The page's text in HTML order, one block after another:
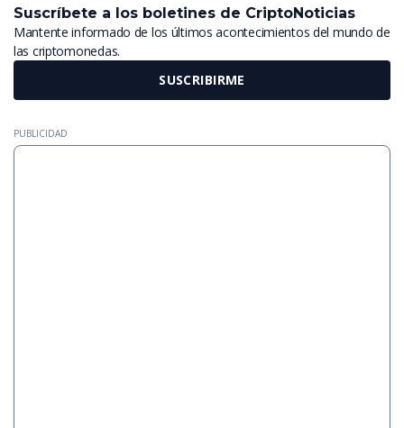
Suscríbete a los boletines de CriptoNoticias
Mantente informado de los últimos acontecimientos del mundo de
las criptomonedas.
SUSCRIBIRME
PUBLICIDAD